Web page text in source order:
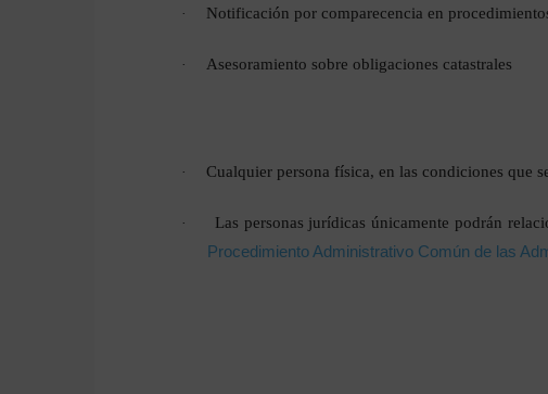
· Notificación por comparecencia en
· Asesoramiento sobre obligaciones catastrales
· Cualquier persona física, en las condiciones que
· Las personas jurídicas únicamente podrán
Procedimiento Administrativo Común de las